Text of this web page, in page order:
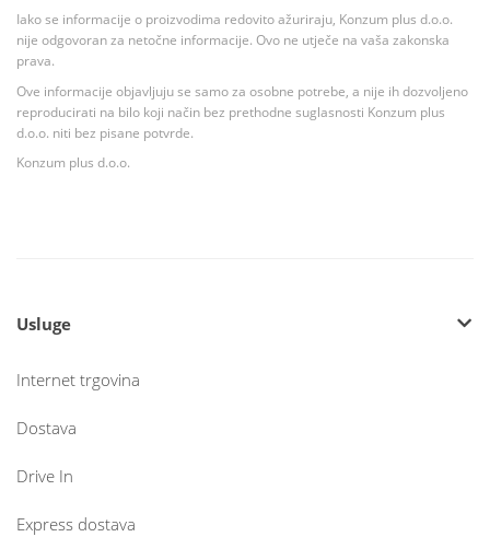
Iako se informacije o proizvodima redovito ažuriraju, Konzum plus d.o.o.
nije odgovoran za netočne informacije. Ovo ne utječe na vaša zakonska
prava.
Ove informacije objavljuju se samo za osobne potrebe, a nije ih dozvoljeno
reproducirati na bilo koji način bez prethodne suglasnosti Konzum plus
d.o.o. niti bez pisane potvrde.
Konzum plus d.o.o.
Usluge
Internet trgovina
Dostava
Drive In
Express dostava